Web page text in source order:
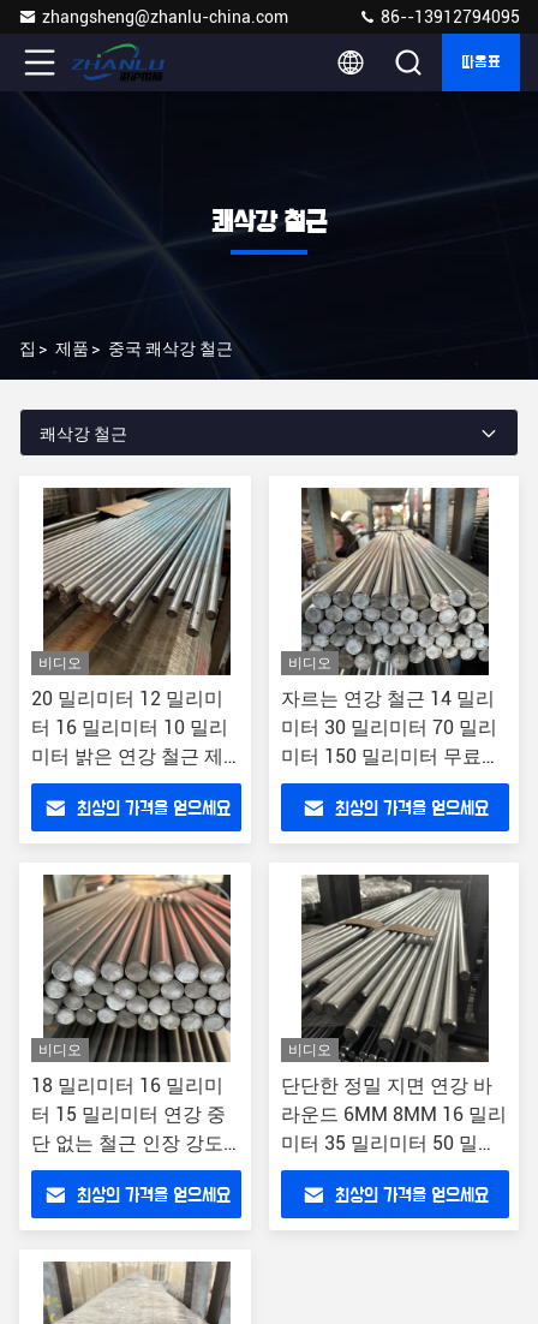
zhangsheng@zhanlu-china.com 86--13912794095
따옴표
쾌삭강 철근
집 > 제품 > 중국 쾌삭강 철근
쾌삭강 철근
비디오
20 밀리미터 12 밀리미
터 16 밀리미터 10 밀리
미터 밝은 연강 철근 제
조사 1020 아이시 Sae
1215
최상의 가격을 얻으세요
비디오
자르는 연강 철근 14 밀리
미터 30 밀리미터 70 밀리
미터 150 밀리미터 무료로
AISI SAE 1215
최상의 가격을 얻으세요
비디오
18 밀리미터 16 밀리미
터 15 밀리미터 연강 중
단 없는 철근 인장 강도
높은 것은 절단 스틸 철
근을 자유롭게 합니다
최상의 가격을 얻으세요
비디오
단단한 정밀 지면 연강 바
라운드 6MM 8MM 16 밀리
미터 35 밀리미터 50 밀리
미터 60 밀리미터 80 밀리
미터 90MM최상의 가격을 얻으세요